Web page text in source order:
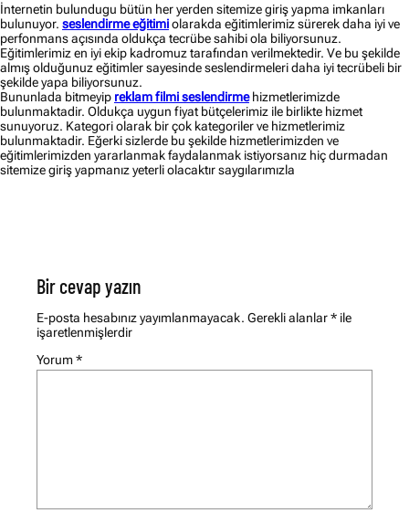
İnternetin bulundugu bütün her yerden sitemize giriş yapma imkanları
bulunuyor. seslendirme eğitimiolarakda eğitimlerimiz sürerek daha iyi ve
perfonmans açısında oldukça tecrübe sahibi ola biliyorsunuz.
Eğitimlerimiz en iyi ekip kadromuz tarafından verilmektedir. Ve bu şekilde
almış olduğunuz eğitimler sayesinde seslendirmeleri daha iyi tecrübeli bir
şekilde yapa biliyorsunuz.
Bununlada bitmeyip reklam filmi seslendirmehizmetlerimizde
bulunmaktadir. Oldukça uygun fiyat bütçelerimiz ile birlikte hizmet
sunuyoruz. Kategori olarak bir çok kategoriler ve hizmetlerimiz
bulunmaktadir. Eğerki sizlerde bu şekilde hizmetlerimizden ve
eğitimlerimizden yararlanmak faydalanmak istiyorsanız hiç durmadan
sitemize giriş yapmanız yeterli olacaktır saygılarımızla
Bir cevap yazın
E-posta hesabınız yayımlanmayacak. Gerekli alanlar* ile
işaretlenmişlerdir
Yorum*